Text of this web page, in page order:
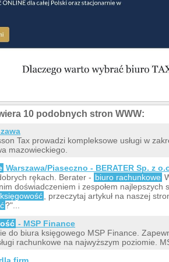
10 podobnych stron WWW:
Tax prowadzi kompleksowe usługi w
mazowieckiego.
Warszawa/Piaseczno - BERATER Sp. z
rękach. Berater - biuro rachunkowe
doświadczeniem i zespołem najlepszych
księgowość
, przeczytaj artykuł na naszej
?"...
- MSP Finance
do biura księgowego MSP Finance.
rachunkowe na najwyższym poziomie.